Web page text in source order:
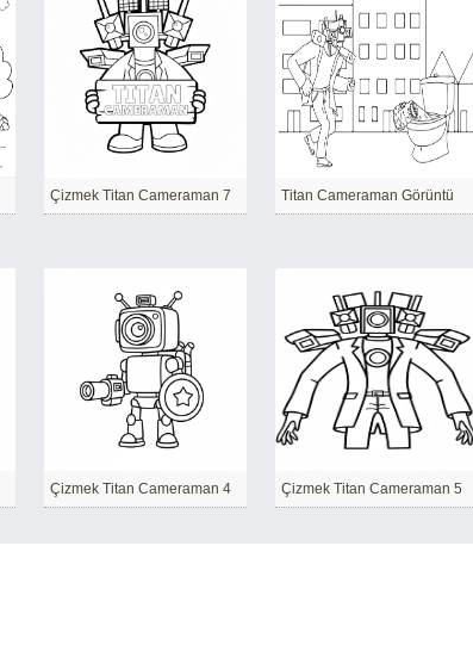
Çizmek Titan Cameraman 7 Titan Cameraman Görüntü
Çizmek Titan Cameraman 4 Çizmek Titan Cameraman 5